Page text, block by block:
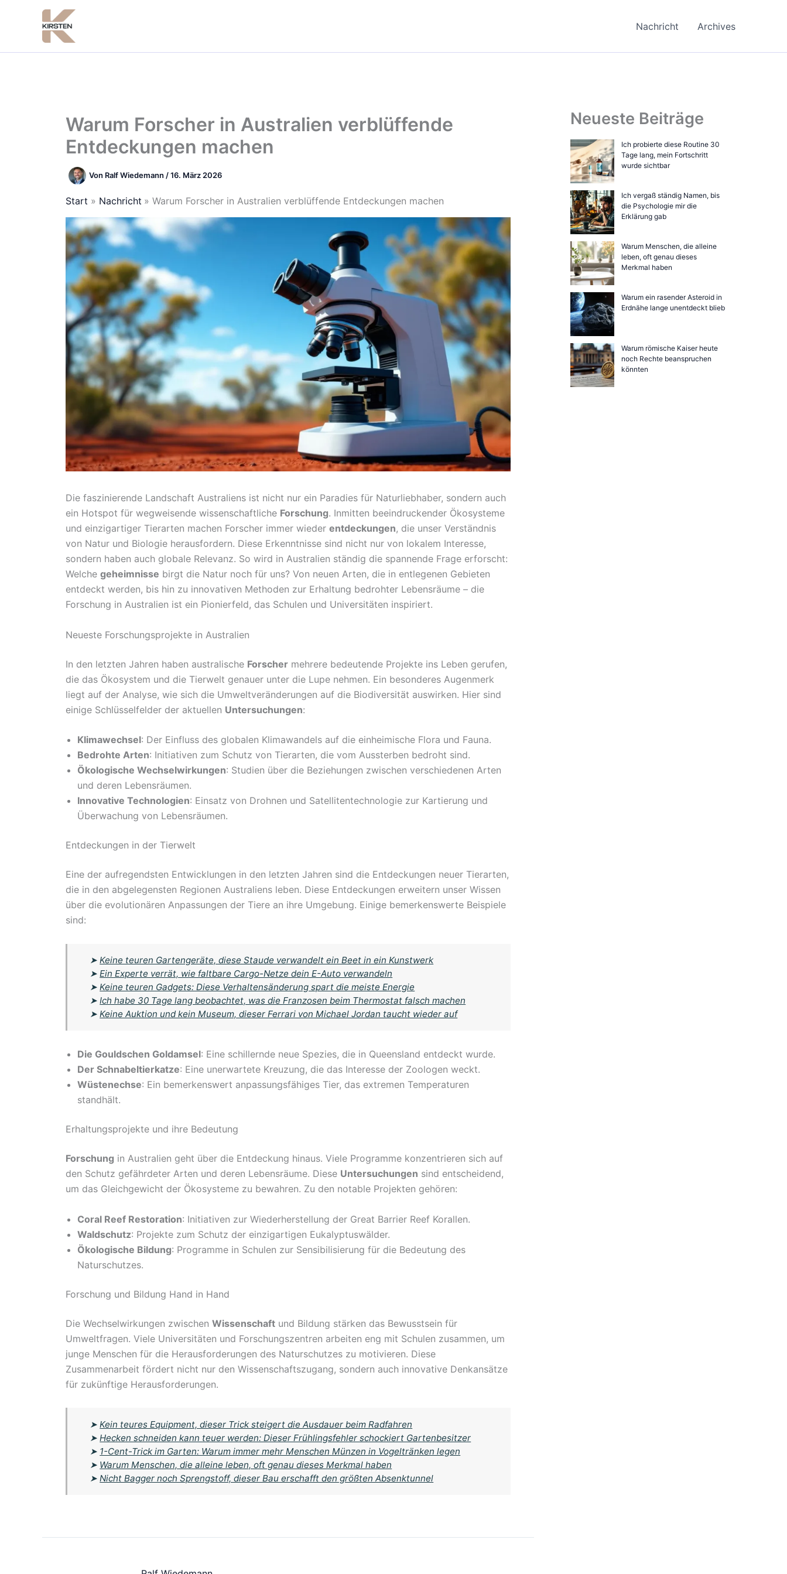
Nachricht Archives
Warum Forscher in Australien verblüffende
Entdeckungen machen
Von Ralf Wiedemann /16. März 2026
Start Nachricht Warum Forscher in Australien verblüffende Entdeckungen machen
Die faszinierende Landschaft Australiens ist nicht nur ein Paradies für Naturliebhaber, sondern auch
ein Hotspot für wegweisende wissenschaftliche Forschung. Inmitten beeindruckender Ökosysteme
und einzigartiger Tierarten machen Forscher immer wieder entdeckungen, die unser Verständnis
von Natur und Biologie herausfordern. Diese Erkenntnisse sind nicht nur von lokalem Interesse,
sondern haben auch globale Relevanz. So wird in Australien ständig die spannende Frage erforscht:
Welche geheimnisse birgt die Natur noch für uns? Von neuen Arten, die in entlegenen Gebieten
entdeckt werden, bis hin zu innovativen Methoden zur Erhaltung bedrohter Lebensräume – die
Forschung in Australien ist ein Pionierfeld, das Schulen und Universitäten inspiriert.
Neueste Forschungsprojekte in Australien
In den letzten Jahren haben australische Forscher mehrere bedeutende Projekte ins Leben gerufen,
die das Ökosystem und die Tierwelt genauer unter die Lupe nehmen. Ein besonderes Augenmerk
liegt auf der Analyse, wie sich die Umweltveränderungen auf die Biodiversität auswirken. Hier sind
einige Schlüsselfelder der aktuellen Untersuchungen:
Klimawechsel: Der Einfluss des globalen Klimawandels auf die einheimische Flora und Fauna.
Bedrohte Arten: Initiativen zum Schutz von Tierarten, die vom Aussterben bedroht sind.
Ökologische Wechselwirkungen: Studien über die Beziehungen zwischen verschiedenen Arten
und deren Lebensräumen.
Innovative Technologien: Einsatz von Drohnen und Satellitentechnologie zur Kartierung und
Überwachung von Lebensräumen.
Entdeckungen in der Tierwelt
Eine der aufregendsten Entwicklungen in den letzten Jahren sind die Entdeckungen neuer Tierarten,
die in den abgelegensten Regionen Australiens leben. Diese Entdeckungen erweitern unser Wissen
über die evolutionären Anpassungen der Tiere an ihre Umgebung. Einige bemerkenswerte Beispiele
sind:
➤Keine teuren Gartengeräte, diese Staude verwandelt ein Beet in ein Kunstwerk
➤Ein Experte verrät, wie faltbare Cargo-Netze dein E-Auto verwandeln
➤Keine teuren Gadgets: Diese Verhaltensänderung spart die meiste Energie
➤Ich habe 30 Tage lang beobachtet, was die Franzosen beim Thermostat falsch machen
➤Keine Auktion und kein Museum, dieser Ferrari von Michael Jordan taucht wieder auf
Die Gouldschen Goldamsel: Eine schillernde neue Spezies, die in Queensland entdeckt wurde.
Der Schnabeltierkatze: Eine unerwartete Kreuzung, die das Interesse der Zoologen weckt.
Wüstenechse: Ein bemerkenswert anpassungsfähiges Tier, das extremen Temperaturen
standhält.
Erhaltungsprojekte und ihre Bedeutung
Forschung in Australien geht über die Entdeckung hinaus. Viele Programme konzentrieren sich auf
den Schutz gefährdeter Arten und deren Lebensräume. Diese Untersuchungen sind entscheidend,
um das Gleichgewicht der Ökosysteme zu bewahren. Zu den notable Projekten gehören:
Coral Reef Restoration: Initiativen zur Wiederherstellung der Great Barrier Reef Korallen.
Waldschutz: Projekte zum Schutz der einzigartigen Eukalyptuswälder.
Ökologische Bildung: Programme in Schulen zur Sensibilisierung für die Bedeutung des
Naturschutzes.
Forschung und Bildung Hand in Hand
Die Wechselwirkungen zwischen Wissenschaft und Bildung stärken das Bewusstsein für
Umweltfragen. Viele Universitäten und Forschungszentren arbeiten eng mit Schulen zusammen, um
junge Menschen für die Herausforderungen des Naturschutzes zu motivieren. Diese
Zusammenarbeit fördert nicht nur den Wissenschaftszugang, sondern auch innovative Denkansätze
für zukünftige Herausforderungen.
➤Kein teures Equipment, dieser Trick steigert die Ausdauer beim Radfahren
➤Hecken schneiden kann teuer werden: Dieser Frühlingsfehler schockiert Gartenbesitzer
➤ 1-Cent-Trick im Garten: Warum immer mehr Menschen Münzen in Vogeltränken legen
➤ Warum Menschen, die alleine leben, oft genau dieses Merkmal haben
➤Nicht Bagger noch Sprengstoff, dieser Bau erschafft den größten Absenktunnel
Neueste Beiträge
Ich probierte diese Routine 30
Tage lang, mein Fortschritt
wurde sichtbar
Ich vergaß ständig Namen, bis
die Psychologie mir die
Erklärung gab
Warum Menschen, die alleine
leben, oft genau dieses
Merkmal haben
Warum ein rasender Asteroid in
Erdnähe lange unentdeckt blieb
Warum römische Kaiser heute
noch Rechte beanspruchen
könnten